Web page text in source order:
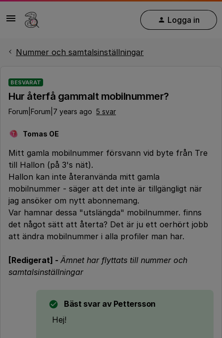
Logga in
Nummer och samtalsinställningar
BESVARAT
Hur återfå gammalt mobilnummer?
Forum|Forum|7 years ago 5 svar
T Tomas OE
Mitt gamla mobilnummer försvann vid byte från Tre
till Hallon (på 3's nät).
Hallon kan inte återanvända mitt gamla
mobilnummer - säger att det inte är tillgängligt när
jag ansöker om nytt abonnemang.
Var hamnar dessa "utslängda" mobilnummer. finns
det något sätt att återta? Det är ju ett oerhört jobb
att ändra mobilnummer i alla profiler man har.
[Redigerat] - Ämnet har flyttats till nummer och
samtalsinställningar
Bäst svar av Pettersson
Hej!